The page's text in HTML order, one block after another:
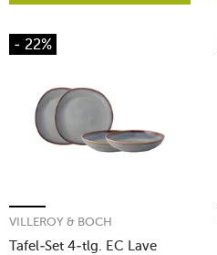
- 22%
Tafel-Set 4-tlg. EC Lave
VILLEROY & BOCH